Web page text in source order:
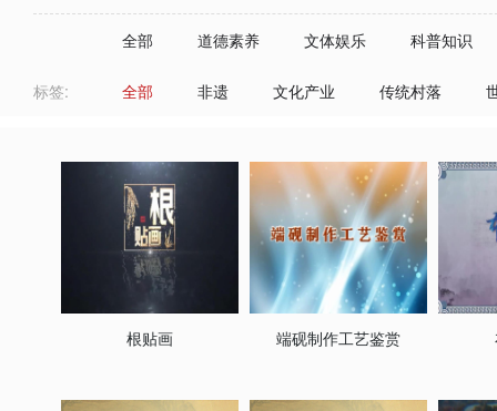
全部 道德素养 文体娱乐 科普知识
标签: 全部 非遗 文化产业 传统村落
根贴画 端砚制作工艺鉴赏